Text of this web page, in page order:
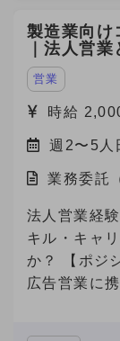
製造業向け
｜法人営
営業
時給
週2〜5人
業務委託
法人営業経
キル・キャ
か？ 【ポジションの魅力】 ・DX推進サービスの
広告営業に